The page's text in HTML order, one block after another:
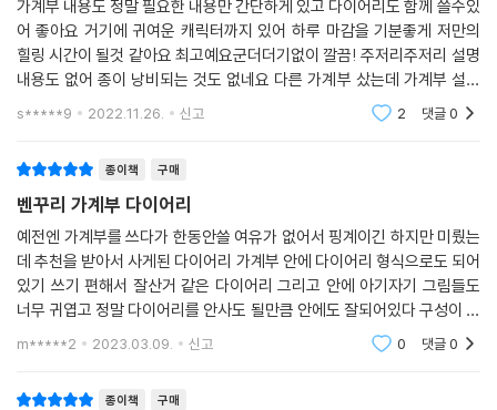
가계부 내용도 정말 필요한 내용만 간단하게 있고 다이어리도 함께 쓸수있
어 좋아요 거기에 귀여운 캐릭터까지 있어 하루 마감을 기분좋게 저만의
힐링 시간이 될것 같아요 최고예요군더더기없이 깔끔! 주저리주저리 설명
내용도 없어 종이 낭비되는 것도 없네요 다른 가계부 샀는데 가계부 설명
이니 돈버는 설명 주저리주저리 이렇게 써라 이렇게해야 돈번다 그런 내용
s*****9 2022.11.26. 신고 2 댓글0
종이책 구매
벤꾸리 가계부 다이어리
예전엔 가계부를 쓰다가 한동안쓸 여유가 없어서 핑계이긴 하지만 미뤘는
데 추천을 받아서 사게된 다이어리 가계부 안에 다이어리 형식으로도 되어
있기 쓰기 편해서 잘산거 같은 다이어리 그리고 안에 아기자기 그림들도
너무 귀엽고 정말 다이어리를 안사도 될만큼 안에도 잘되어있다 구성이 정
말 알차다고 해야하나 다이어리 따로 쓰기 귀찮으신 분들은 이거 꼭 구입
m*****2 2023.03.09. 신고 0 댓글0
종이책 구매